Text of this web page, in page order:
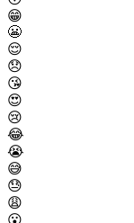
😁
😬
😌
😞
😘
😍
😢
😂
😭
😅
😓
😩
😮